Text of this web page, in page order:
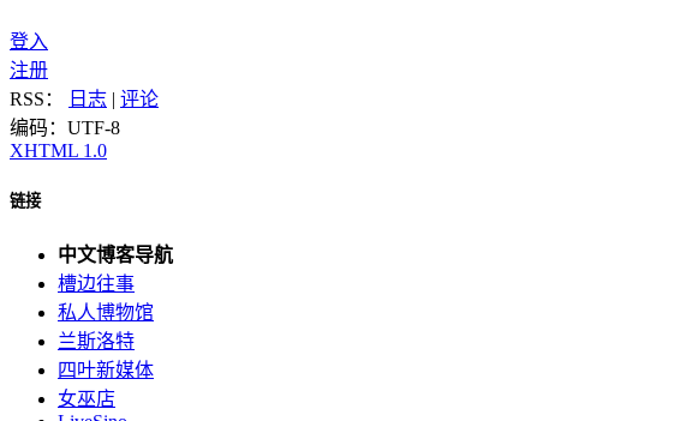
登入
注册
RSS：
日志 | 评论
编码：UTF-8
XHTML 1.0
链接
中文博客导航
槽边往事
私人博物馆
兰斯洛特
四叶新媒体
女巫店